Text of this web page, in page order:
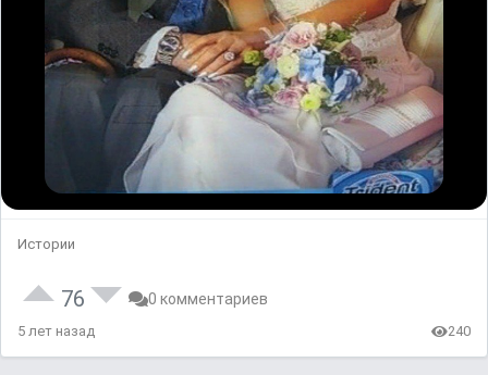
Истории
76 0 комментариев
5 лет назад 240